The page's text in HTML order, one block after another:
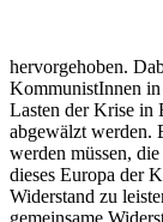
hervorgehoben.
KommunistInnen in
Lasten der Krise in
abgewälzt werden.
werden müssen,
dieses Europa der
Widerstand zu
gemeinsame